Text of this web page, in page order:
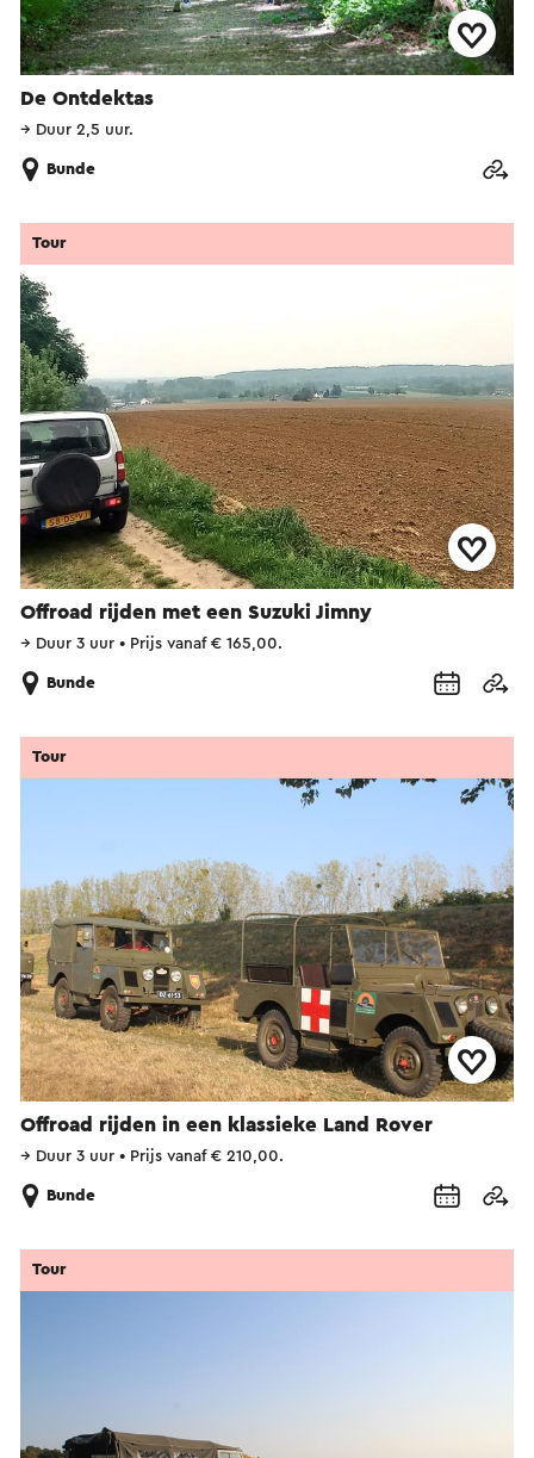
De Ontdektas
→ Duur 2,5 uur.
Bunde
Offroad rijden met een Suzuki Jimny
Tour
→ Duur 3 uur • Prijs vanaf € 165,00.
Bunde
Offroad rijden in een klassieke Land Rover
Tour
→ Duur 3 uur • Prijs vanaf € 210,00.
Bunde
Tour